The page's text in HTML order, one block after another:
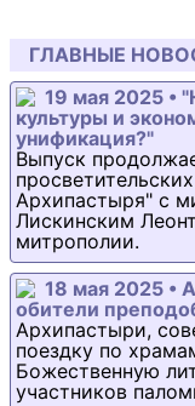
ГЛАВНЫЕ
19 мая 2025 •
культуры и
унификация?"
Выпуск
Архипастыря" с
Лискинским
митрополии.
18 мая 2025 •
обители
Архипастыри,
поездку по
Божественную
участников